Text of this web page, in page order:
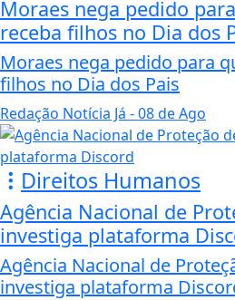
Moraes nega pedido
receba filhos no Dia dos
Moraes nega pedido para
filhos no Dia dos Pais
Redação Notícia Já - 08 de Ago
Direitos Humanos
Agência Nacional de
investiga plataforma
Agência Nacional de
investiga plataforma